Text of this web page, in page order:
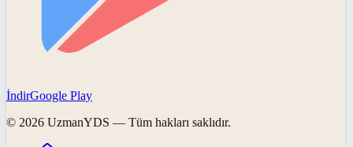
İndirGoogle Play
© 2026 UzmanYDS — Tüm hakları saklıdır.